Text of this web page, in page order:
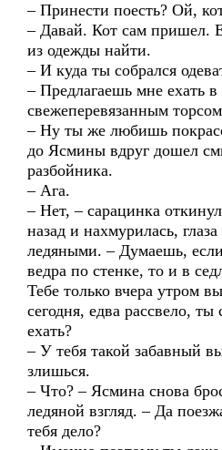
– Принести поесть? Ой,
– Давай. Кот сам пришел.
из одежды найти.
– И куда ты собрался
– Предлагаешь мне ехать
свежеперевязанным
– Ну ты же любишь
до Ясмины вдруг дошел
разбойника.
– Ага.
– Нет, – сарацинка
назад и нахмурилась,
ледяными. – Думаешь,
ведра по стенке, то и в
Тебе только вчера утром
сегодня, едва рассвело, ты
ехать?
– У тебя такой забавный
злишься.
– Что? – Ясмина снова
ледяной взгляд. – Да
тебя дело?